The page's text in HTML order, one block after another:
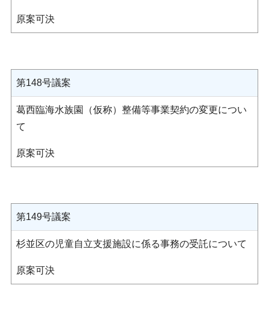
原案可決
第148号議案
葛西臨海水族園（仮称）整備等事業契約の変更につい
て
原案可決
第149号議案
杉並区の児童自立支援施設に係る事務の受託について
原案可決